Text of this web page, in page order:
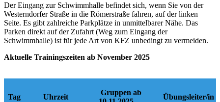
Der Eingang zur Schwimmhalle befindet sich, wenn Sie von der
Westerndorfer Straße in die Römerstraße fahren, auf der linken
Seite. Es gibt zahlreiche Parkplätze in unmittelbarer Nähe. Das
Parken direkt auf der Zufahrt (Weg zum Eingang der
Schwimmhalle) ist für jede Art von KFZ unbedingt zu vermeiden.
Aktuelle Trainingszeiten ab November 2025
Tag Uhrzeit
Gruppen ab
Übungsleiter/in